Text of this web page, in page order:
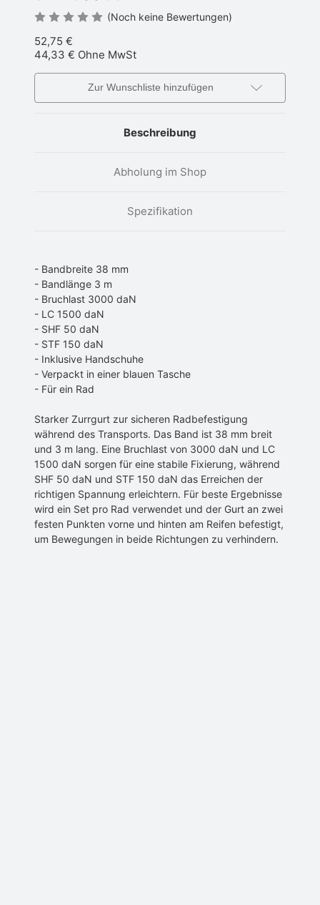
(Noch keine Bewertungen)
52,75 €
44,33 € Ohne MwSt
Zur Wunschliste hinzufügen
Beschreibung
Abholung im Shop
Spezifikation
- Bandbreite 38 mm
- Bandlänge 3 m
- Bruchlast 3000 daN
- LC 1500 daN
- SHF 50 daN
- STF 150 daN
- Inklusive Handschuhe
- Verpackt in einer blauen Tasche
- Für ein Rad
Starker Zurrgurt zur sicheren Radbefestigung
während des Transports. Das Band ist 38 mm breit
und 3 m lang. Eine Bruchlast von 3000 daN und LC
1500 daN sorgen für eine stabile Fixierung, während
SHF 50 daN und STF 150 daN das Erreichen der
richtigen Spannung erleichtern. Für beste Ergebnisse
wird ein Set pro Rad verwendet und der Gurt an zwei
festen Punkten vorne und hinten am Reifen befestigt,
um Bewegungen in beide Richtungen zu verhindern.